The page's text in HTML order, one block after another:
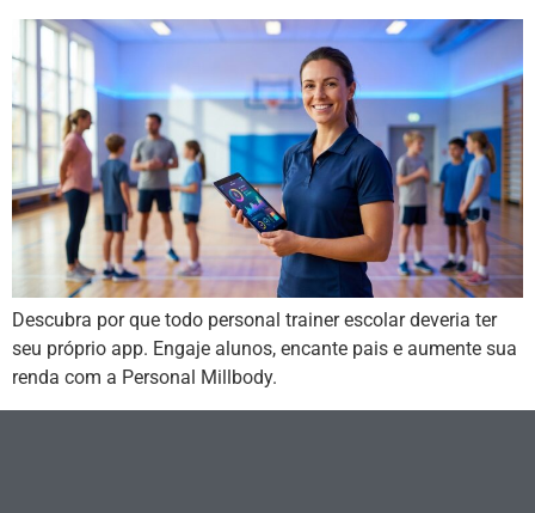
Descubra por que todo personal trainer escolar deveria ter
seu próprio app. Engaje alunos, encante pais e aumente sua
renda com a Personal Millbody.